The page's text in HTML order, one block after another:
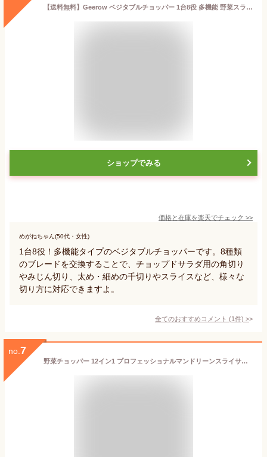
【送料無料】Geerow ベジタブルチョッパー 1台8役 多機能 野菜スライサー フードチョッパー【食品衛生法適合】容器付き 野菜チョッパー オニオンチョッパー キャベツ だいこん 調理器 スライサー 千切り 角切りチョッパー サラダチョッパー (ホワイト)
ショップでみる
価格と在庫を楽天でチェック >>
めがねちゃん(50代・女性)
1台8役！多機能タイプのベジタブルチョッパーです。8種類
のブレードを交換することで、チョップドサラダ用の角切り
やみじん切り、太め・細めの千切りやスライスなど、様々な
切り方に対応できますよ。
全てのおすすめコメント (1件) >
no. 7
野菜チョッパー 12イン1 プロフェッショナルマンドリーンスライサー キッチン用 多機能フードチョッパーカッター 玉ねぎ、ポテト、トマト、野菜用 7枚の刃とストレーナーバスケット付き